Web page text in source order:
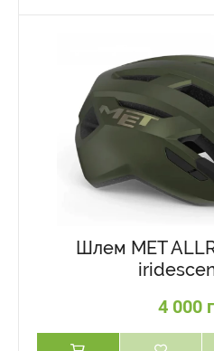
Шлем MET
4 000